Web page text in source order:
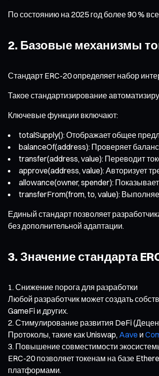
По состоянию на 2025 год более 90 %
2. Базовые механизмы
Стандарт ERC-20 определяет набор
Такое стандартизирование
Ключевые функции включают:
totalSupply(): Отображает общее
balanceOf(address): Проверяет
transfer(address, value): Переводит
approve(address, value): Авторизует
allowance(owner, spender):
transferFrom(from, to, value):
Единый стандарт позволяет
без дополнительной адаптации.
3. Значение стандарта
Снижение порога для разработки
Любой разработчик может создать
GameFi и других.
Стимулирование развития DeFi
Протоколы, такие как Uniswap, Aave и
Повышение совместимости
ERC-20 позволяет токенам на базе
платформами.